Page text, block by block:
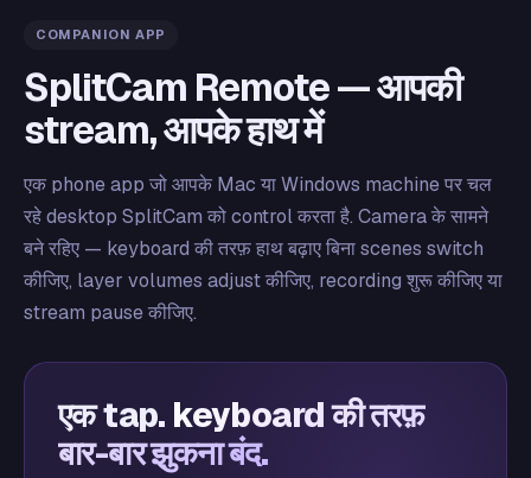
COMPANION APP
SplitCam Remote — आपकी
stream, आपके हाथ में
एक phone app जो आपके Mac या Windows machine पर चल
रहे desktop SplitCam को control करता है. Camera के सामने
बने रहिए — keyboard की तरफ़ हाथ बढ़ाए बिना scenes switch
कीजिए, layer volumes adjust कीजिए, recording शुरू कीजिए या
stream pause कीजिए.
एक tap. keyboard की तरफ़
बार-बार झुकना बंद.